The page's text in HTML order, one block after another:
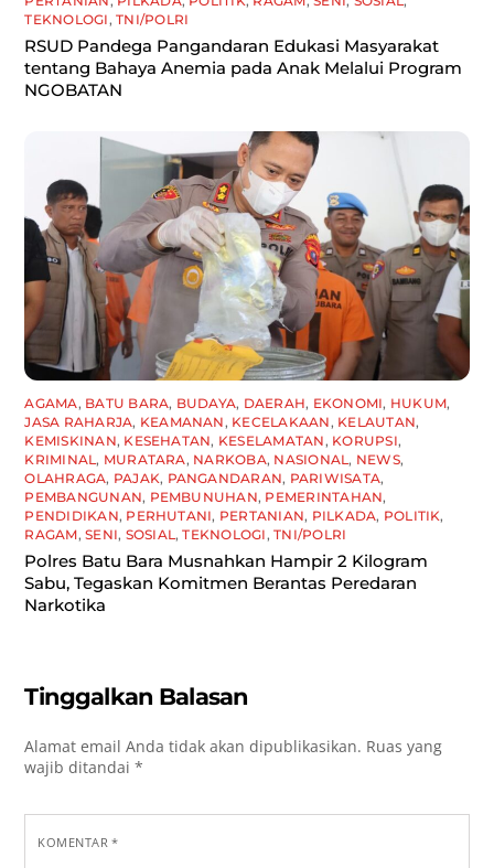
TEKNOLOGI ,TNI/POLRI
RSUD Pandega Pangandaran Edukasi Masyarakat
tentang Bahaya Anemia pada Anak Melalui Program
NGOBATAN
AGAMA, BATU BARA, BUDAYA, DAERAH, EKONOMI, HUKUM,
JASA RAHARJA, KEAMANAN , KECELAKAAN , KELAUTAN,
KEMISKINAN, KESEHATAN, KESELAMATAN , KORUPSI,
KRIMINAL , MURATARA, NARKOBA, NASIONAL , NEWS,
OLAHRAGA, PAJAK, PANGANDARAN, PARIWISATA,
PEMBANGUNAN, PEMBUNUHAN, PEMERINTAHAN,
PENDIDIKAN, PERHUTANI, PERTANIAN, PILKADA, POLITIK,
RAGAM,SENI, SOSIAL ,TEKNOLOGI ,TNI/POLRI
Polres Batu Bara Musnahkan Hampir 2 Kilogram
Sabu, Tegaskan Komitmen Berantas Peredaran
Narkotika
Tinggalkan Balasan
Alamat email Anda tidak akan dipublikasikan. Ruas yang
wajib ditandai*
KOMENTAR*